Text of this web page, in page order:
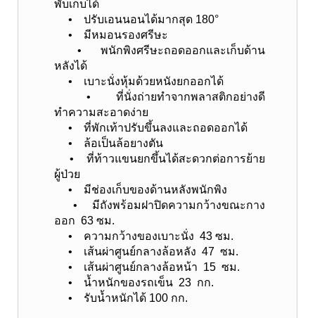
พับเก็บได้
• ปรับเอนนอนได้มากสุด 180°
• มีหมอนรองศรีษะ
• พนักพิงศรีษะถอดออกและเก็บด้าน
หลังได้
• เบาะนั่งหุ้มด้วยหนังยกออกได้
• ที่นั่งถ่ายทำจากพลาสติกอย่างดี
ทำความสะอาดง่าย
• ที่พักเท้าปรับขึ้นลงและถอดออกได้
• ล้อเป็นล้อยางตัน
• ที่ท้าวแขนยกขึ้นได้สะดวกต่อการย้าย
ผู้ป่วย
• มีช่องเก็บของด้านหลังพนักพิง
• มีถังพร้อมฝาปิดความกว้างขณะกาง
ออก 63 ซม.
• ความกว้างของเบาะนั่ง 43 ซม.
• เส้นผ่าศูนย์กลางล้อหลัง 47 ซม.
• เส้นผ่าศูนย์กลางล้อหน้า 15 ซม.
• น้ำหนักของรถเข็น 23 กก.
• รับน้ำหนักได้ 100 กก.